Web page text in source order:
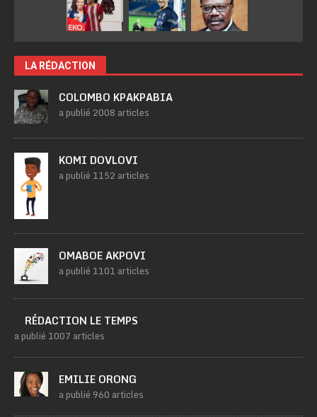
LA RÉDACTION
COLOMBO KPAKPABIA
a publié 2008 articles
KOMI DOVLOVI
a publié 1152 articles
OMABOE AKPOVI
a publié 1101 articles
RÉDACTION LE TEMPS
a publié 1007 articles
EMILIE ORONG
a publié 960 articles